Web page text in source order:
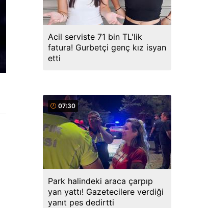
Acil serviste 71 bin TL'lik
fatura! Gurbetçi genç kız isyan
etti
07:30
Park halindeki araca çarpıp
yan yattı! Gazetecilere verdiği
yanıt pes dedirtti